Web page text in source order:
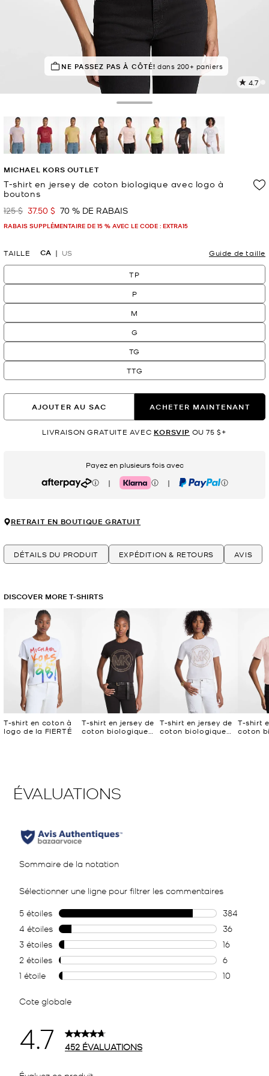
À SUCCÈS!Classé 5 étoiles par 85 % des clients
NE PASSEZ PAS À CÔTÉ! dans 200+ paniers
4.7
MICHAEL KORS OUTLET
T-shirt en jersey de coton biologique avec logo à
boutons
était
125 $ maintenant
37.50 $ 70 % DE RABAIS
RABAIS SUPPLÉMENTAIRE DE 15 % AVEC LE CODE : EXTRA15
TAILLE CA US Guide de taille
TP
P
M
G
TG
TTG
AJOUTER AU SAC ACHETER MAINTENANT
LIVRAISON GRATUITE AVEC KORSVIP OU 75 $+
Payez en plusieurs fois avec
Afterpay | Klarna | PayPal
RETRAIT EN BOUTIQUE GRATUIT
DÉTAILS DU PRODUIT EXPÉDITION & RETOURS AVIS
DISCOVER MORE T-SHIRTS
T-shirt en coton à
logo de la FIERTÉ
T-shirt en jersey de
coton biologique
T-shirt en jersey de
coton biologique
T-shirt
coton